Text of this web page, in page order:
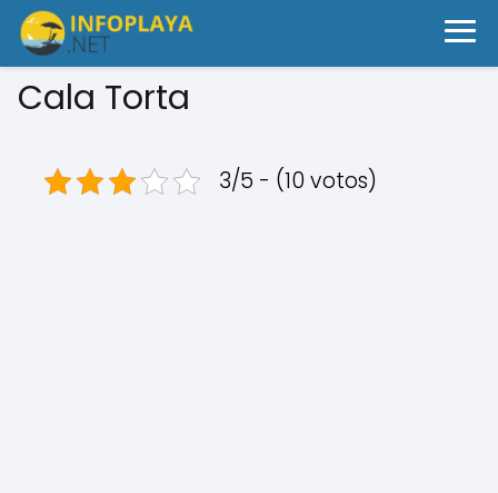
Cala Torta
3/5 - (10 votos)